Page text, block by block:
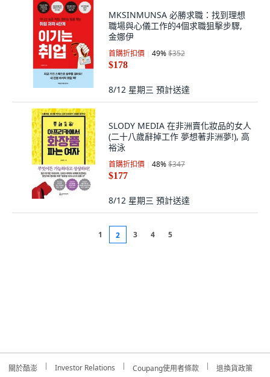
MKSINMUNSA 必勝求職：找到理想
職場與心儀工作的4個求職狙擊步驟,
金娜伊
首購折扣價 49%$352
$178
8/12 星期三 預計送達
SLODY MEDIA 在非洲賣化妝品的女人
(二十八歲辭掉工作 夢想著非洲夢!), 高
裕泳
首購折扣價 48%$347
$177
8/12 星期三 預計送達
1 2 3 4 5
關於酷澎 Investor Relations Coupang使用者條款 退換貨政策